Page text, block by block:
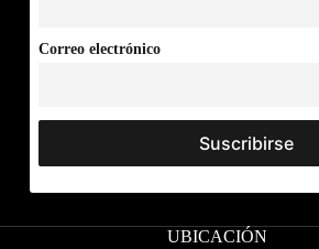
Correo electrónico
UBICACIÓN